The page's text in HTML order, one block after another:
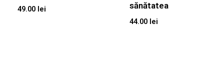
49.00 lei
sănătatea
44.00 lei